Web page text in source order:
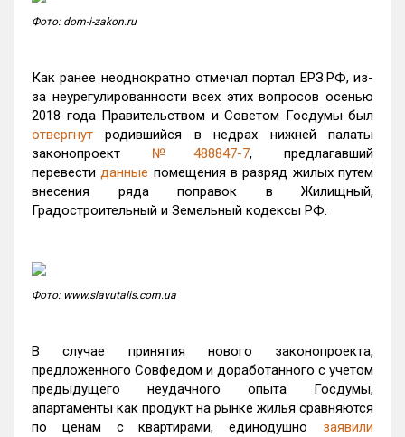
Фото: dom-i-zakon.ru
Как ранее неоднократно отмечал портал ЕРЗ.РФ, из-
за неурегулированности всех этих вопросов осенью
2018 года Правительством и Советом Госдумы был
отвергнут родившийся в недрах нижней палаты
законопроект №488847-7, предлагавший
перевестиданные помещения в разряд жилых путем
внесения ряда поправок в Жилищный,
Градостроительный и Земельный кодексы РФ.
Фото: www.slavutalis.com.ua
В случае принятия нового законопроекта,
предложенного Совфедом и доработанного с учетом
предыдущего неудачного опыта Госдумы,
апартаменты как продукт на рынке жилья сравняются
по ценам с квартирами, единодушно заявили